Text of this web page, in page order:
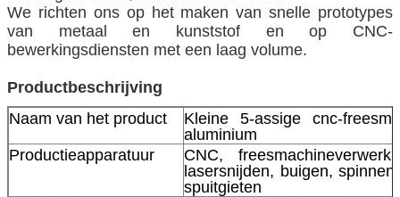
We richten ons op het maken van snelle prototypes
van metaal en kunststof en op CNC-
bewerkingsdiensten met een laag volume.
Productbeschrijving
Naam van het product
Kleine 5-assige cnc-
aluminium
Productieapparatuur
CNC,
lasersnijden, buigen,
spuitgieten